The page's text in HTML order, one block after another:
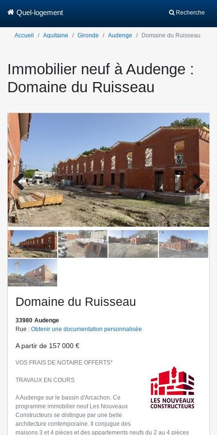
Recherche
Quel-logement
Accueil Aquitaine Gironde Audenge Domaine du Ruisseau
Immobilier neuf à Audenge :
Domaine du Ruisseau
Previo
us
Next
Domaine du Ruisseau
33980 Audenge
Rue : Obtenir une documentation personnalisée
A partir de 157 000 €
VOS FRAIS DE NOTAIRE OFFERTS*
TRAVAUX EN COURS
A Audenge sur le bassin d'Arcachon. Ce
programme immobilier neuf Les Nouveaux
Constructeurs se distingue par une belle
architecture contemporaine. Il conjugue des
maisons 3 et 4 pièces et des appartements neufs du 2 au 4 pièces